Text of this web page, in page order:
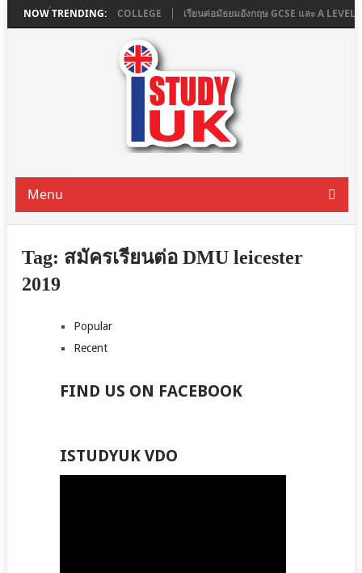
NOW TRENDING:
ที่ ASHBOURNE COLLEGE เรียนต่อมัธยมอังกฤษ GCSE และ A LEVEL
Menu
Tag: สมัครเรียนต่อ DMU leicester
2019
Popular
Recent
FIND US ON FACEBOOK
ISTUDYUK VDO